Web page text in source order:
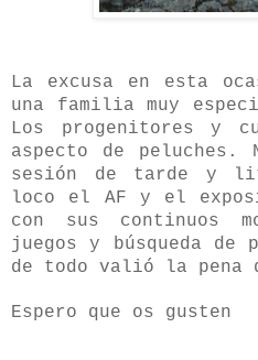
La excusa en esta
una familia muy
Los progenitores y
aspecto de peluches.
sesión de tarde y
loco el AF y el
con sus continuos
juegos y búsqueda de
de todo valió la
Espero que os gusten